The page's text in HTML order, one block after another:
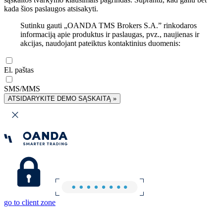
kada šios paslaugos atsisakyti.
Sutinku gauti „OANDA TMS Brokers S.A.” rinkodaros
informaciją apie produktus ir paslaugas, pvz., naujienas ir
akcijas, naudojant pateiktus kontaktinius duomenis:
El. paštas
SMS/MMS
ATSIDARYKITE DEMO SĄSKAITĄ »
go to client zone